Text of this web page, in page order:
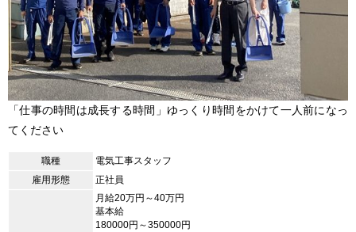
「仕事の時間は成長する時間」ゆっくり時間をかけて一人前になっ
てください
職種
電気工事スタッフ
雇用形態
正社員
月給20万円～40万円
基本給
180000円～350000円